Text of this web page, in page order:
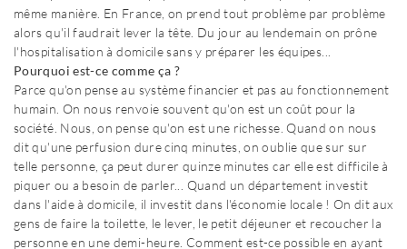
même manière. En France, on prend tout problème par problème
alors qu'il faudrait lever la tête. Du jour au lendemain on prône
l'hospitalisation à domicile sans y préparer les équipes...
Pourquoi est-ce comme ça ?
Parce qu'on pense au système financier et pas au fonctionnement
humain. On nous renvoie souvent qu'on est un coût pour la
société. Nous, on pense qu'on est une richesse. Quand on nous
dit qu'une perfusion dure cinq minutes, on oublie que sur sur
telle personne, ça peut durer quinze minutes car elle est difficile à
piquer ou a besoin de parler... Quand un département investit
dans l'aide à domicile, il investit dans l'économie locale ! On dit aux
gens de faire la toilette, le lever, le petit déjeuner et recoucher la
personne en une demi-heure. Comment est-ce possible en ayant